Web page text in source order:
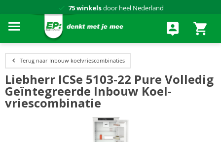
75 winkelsdoor heel Nederland
Terug naar Inbouw koelvriescombinaties
Liebherr ICSe 5103-22 Pure Volledig
Geïntegreerde Inbouw Koel-
vriescombinatie